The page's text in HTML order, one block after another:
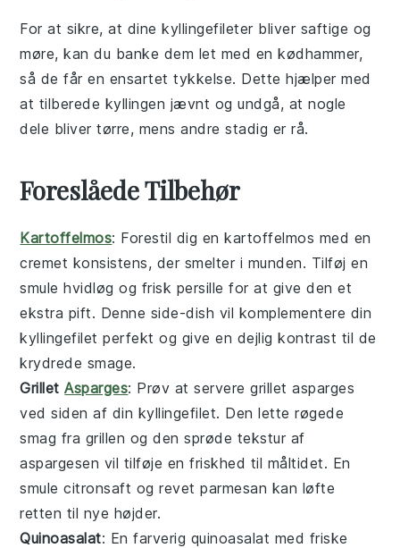
For at sikre, at dinekyllingefileter bliver saftige og
møre, kan du banke dem let med en kødhammer,
så de får en ensartet tykkelse. Dette hjælper med
at tilberede kyllingen jævnt og undgå, at nogle
dele bliver tørre, mens andre stadig er rå.
Foreslåede Tilbehør
Kartoffelmos: Forestil dig enkartoffelmos med en
cremet konsistens, der smelter i munden. Tilføj en
smule hvidløg og frisk persille for at give den et
ekstra pift. Denne side-dish vil komplementere din
kyllingefilet perfekt og give en dejlig kontrast til de
krydrede smage.
GrilletAsparges: Prøv at serveregrillet asparges
ved siden af din kyllingefilet. Den lette røgede
smag fra grillen og den sprøde tekstur af
aspargesen vil tilføje en friskhed til måltidet. En
smule citronsaft og revet parmesan kan løfte
retten til nye højder.
Quinoasalat: En farverig quinoasalat med friske